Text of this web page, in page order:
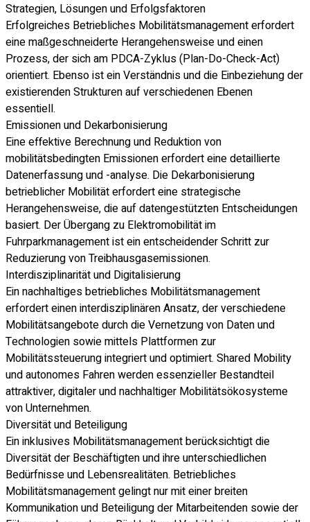
Strategien, Lösungen und Erfolgsfaktoren
Erfolgreiches Betriebliches Mobilitätsmanagement erfordert
eine maßgeschneiderte Herangehensweise und einen
Prozess, der sich am PDCA-Zyklus (Plan-Do-Check-Act)
orientiert. Ebenso ist ein Verständnis und die Einbeziehung der
existierenden Strukturen auf verschiedenen Ebenen
essentiell.
Emissionen und Dekarbonisierung
Eine effektive Berechnung und Reduktion von
mobilitätsbedingten Emissionen erfordert eine detaillierte
Datenerfassung und -analyse. Die Dekarbonisierung
betrieblicher Mobilität erfordert eine strategische
Herangehensweise, die auf datengestützten Entscheidungen
basiert. Der Übergang zu Elektromobilität im
Fuhrparkmanagement ist ein entscheidender Schritt zur
Reduzierung von Treibhausgasemissionen.
Interdisziplinarität und Digitalisierung
Ein nachhaltiges betriebliches Mobilitätsmanagement
erfordert einen interdisziplinären Ansatz, der verschiedene
Mobilitätsangebote durch die Vernetzung von Daten und
Technologien sowie mittels Plattformen zur
Mobilitätssteuerung integriert und optimiert. Shared Mobility
und autonomes Fahren werden essenzieller Bestandteil
attraktiver, digitaler und nachhaltiger Mobilitätsökosysteme
von Unternehmen.
Diversität und Beteiligung
Ein inklusives Mobilitätsmanagement berücksichtigt die
Diversität der Beschäftigten und ihre unterschiedlichen
Bedürfnisse und Lebensrealitäten. Betriebliches
Mobilitätsmanagement gelingt nur mit einer breiten
Kommunikation und Beteiligung der Mitarbeitenden sowie der